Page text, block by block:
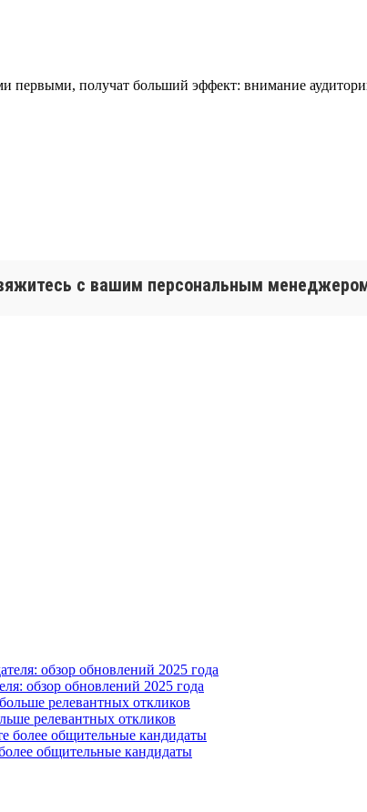
первыми, получат больший эффект: внимание
с вашим персональным
обзор обновлений 2025 года
релевантных откликов
общительные кандидаты